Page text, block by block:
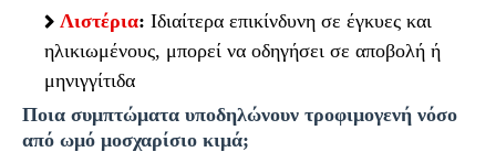
Λιστέρια: Ιδιαίτερα επικίνδυνη σε έγκυες και
ηλικιωμένους, μπορεί να οδηγήσει σε αποβολή ή
μηνιγγίτιδα
Ποια συμπτώματα υποδηλώνουν τροφιμογενή νόσο
από ωμό μοσχαρίσιο κιμά;